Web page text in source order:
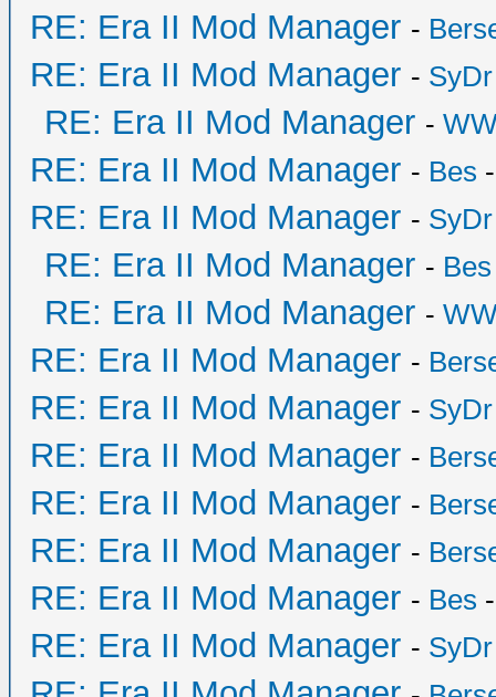
RE: Era II Mod Manager -
RE: Era II Mod Manager - SyDr
RE: Era II Mod Manager -
RE: Era II Mod Manager - Bes
RE: Era II Mod Manager - SyDr
RE: Era II Mod Manager - Bes
RE: Era II Mod Manager -
RE: Era II Mod Manager -
RE: Era II Mod Manager - SyDr
RE: Era II Mod Manager -
RE: Era II Mod Manager -
RE: Era II Mod Manager -
RE: Era II Mod Manager - Bes
RE: Era II Mod Manager - SyDr